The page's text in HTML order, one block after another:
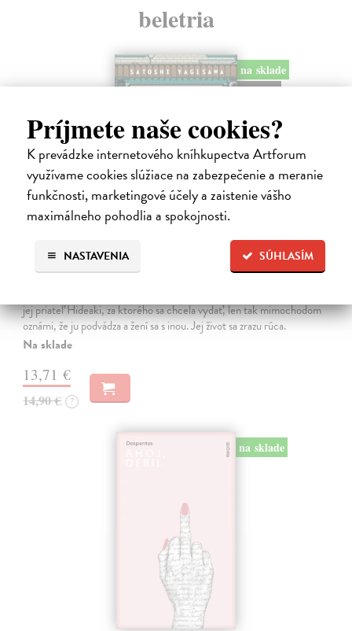
Príjmete naše cookies?
K prevádzke internetového kníhkupectva Artforum
využívame cookies slúžiace na zabezpečenie a meranie
funkčnosti, marketingové účely a zaistenie vášho
maximálneho pohodlia a spokojnosti.
SÚHLASÍM
NASTAVENIA
beletria
na sklade
novinka
Dni v kníhkupectve Morisaki
Jagisawa Satoshi| Kniha
jej priateľ Hideaki, za ktorého sa chcela vydať, len tak mimochodom
oznámi, že ju podvádza a žení sa s inou. Jej život sa zrazu rúca.
Na sklade
13,71 €
14,90 € ?
na sklade